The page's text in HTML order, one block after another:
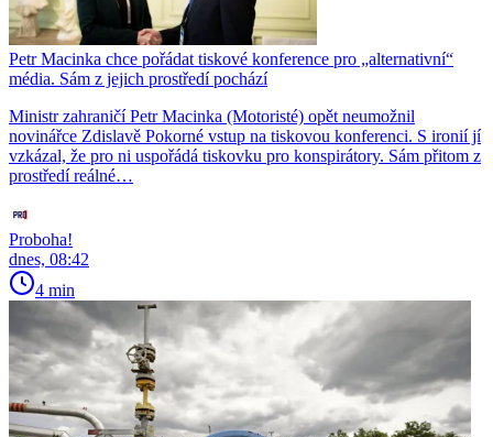
Petr Macinka chce pořádat tiskové konference pro „alternativní“
média. Sám z jejich prostředí pochází
Ministr zahraničí Petr Macinka (Motoristé) opět neumožnil
novinářce Zdislavě Pokorné vstup na tiskovou konferenci. S ironií jí
vzkázal, že pro ni uspořádá tiskovku pro konspirátory. Sám přitom z
prostředí reálné…
Proboha!
dnes, 08:42
4 min